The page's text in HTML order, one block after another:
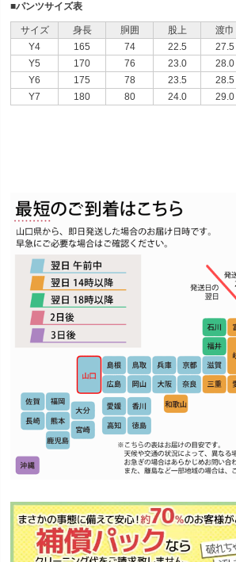
■パンツサイズ表
サイズ 身長 胴囲 股上 渡巾
Y4
165 74 22.5 27.5
Y5
170 76 23.0 28.0
Y6
175 78 23.5 28.5
Y7
180 80 24.0 29.0